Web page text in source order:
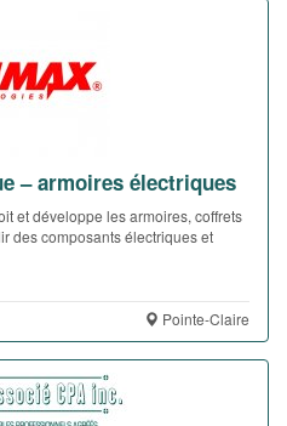
– armoires électriques
et développe les armoires, coffrets
des composants électriques et
Pointe-Claire